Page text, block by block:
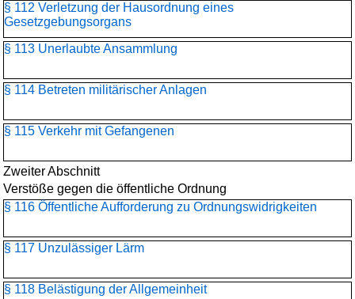
§ 112 Verletzung der Hausordnung eines
Gesetzgebungsorgans
§ 113 Unerlaubte Ansammlung
§ 114 Betreten militärischer Anlagen
§ 115 Verkehr mit Gefangenen
Zweiter Abschnitt
Verstöße gegen die öffentliche Ordnung
§ 116 Öffentliche Aufforderung zu Ordnungswidrigkeiten
§ 117 Unzulässiger Lärm
§ 118 Belästigung der Allgemeinheit